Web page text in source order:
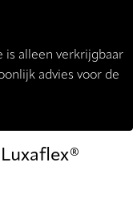
is alleen verkrijgbaar
advies voor de